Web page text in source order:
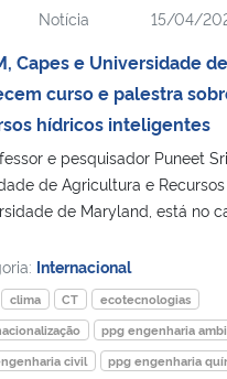
e Energia
Tecnologia, Inovações e
Regional
Notícia 15/04/
Capes e Universidade
curso e palestra
hídricos inteligentes
e pesquisador Puneet
de Agricultura e
de Maryland, está no
Internacional
clima CT
ecotecnologias
ppg engenharia
civil
ppg engenharia